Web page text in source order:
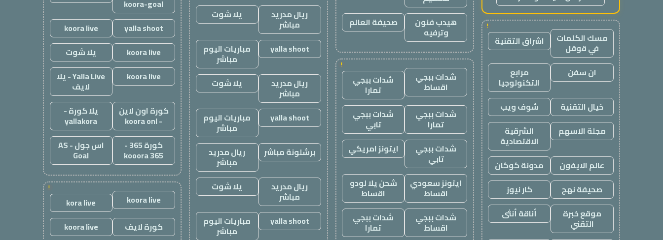
!
مسك الكلمات
في قوقل اشراق التقنية
ان سفن مرابع
التكنولوجيا
خيال التقنية
شوف ويب
مجلة الاسهم
الشرقية
الاقتصادية
عالم الايفون
مدونة كوكان
صحيفة نهج
كار نيوز
موقع خبرة
التقني
أناقة أنثى
هيدب فنون
وترفيه
صحيفة العالم
!
شدات ببجي
اقساط شدات ببجي
تمارا
شدات ببجي
تمارا
شدات ببجي
تابي
شدات ببجي
تابي
ايتونز امريكي
ايتونز سعودي
اقساط
شحن يلا لودو
اقساط
شدات ببجي
اقساط
شدات ببجي
تمارا
ريال مدريد
مباشر
يلا شوت
yalla shoot مباريات اليوم
مباشر
ريال مدريد
مباشر
يلا شوت
yalla shoot مباريات اليوم
مباشر
برشلونة مباشر
ريال مدريد
مباشر
ريال مدريد
مباشر
يلا شوت
yalla shoot مباريات اليوم
مباشر
koora-goal
yalla shoot
koora live
koora live
يلا شوت
koora live
Yalla Live - يلا
لايف
كورة اون لاين
- koora onl
يلا كورة -
yallakora
كورة 365 -
kooora 365
اس جول - AS
Goal
!
koora live
kora live
كورة لايف
koora live